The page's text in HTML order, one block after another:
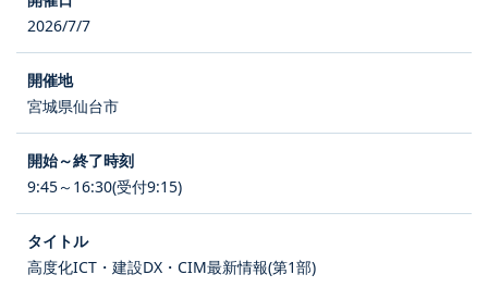
2026/7/7
宮城県仙台市
9:45～16:30(受付9:15)
高度化ICT・建設DX・CIM最新情報(第1部)